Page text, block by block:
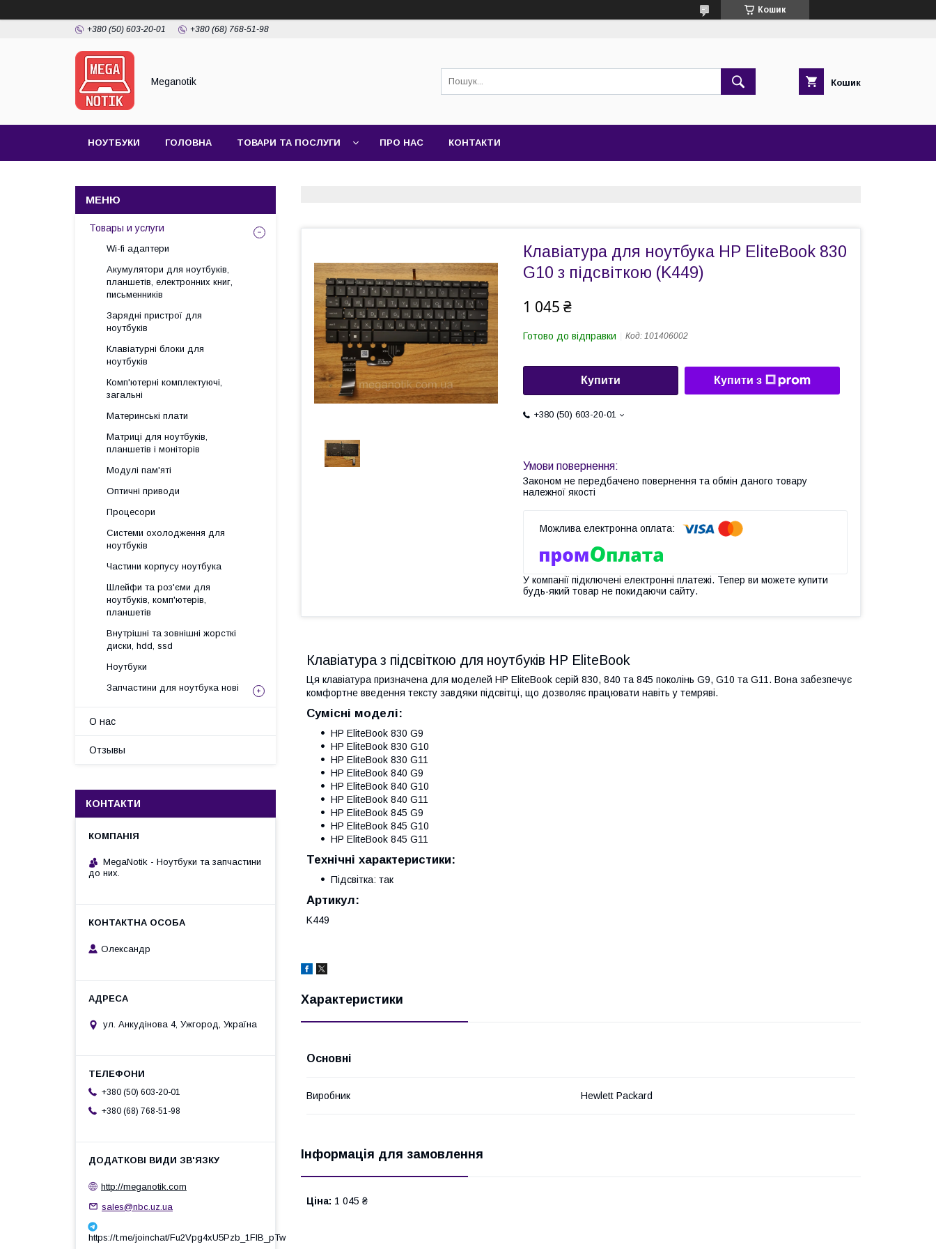
Кошик
+380 (50) 603-20-01 +380 (68) 768-51-98
Meganotik Кошик
НОУТБУКИ ГОЛОВНА ТОВАРИ ТА ПОСЛУГИ ПРО НАС КОНТАКТИ
Клавіатура для ноутбука HP EliteBook 830
G10 з підсвіткою (K449)
1 045 ₴
Готово до відправки Код: 101406002
Купити Купити з
+380 (50) 603-20-01
Законом не передбачено повернення та обмін даного товару
належної якості
У компанії підключені електронні платежі. Тепер ви можете купити
будь-який товар не покидаючи сайту.
Клавіатура з підсвіткою для ноутбуків HP EliteBook
Ця клавіатура призначена для моделей HP EliteBook серій 830, 840 та 845 поколінь G9, G10 та G11. Вона забезпечує
комфортне введення тексту завдяки підсвітці, що дозволяє працювати навіть у темряві.
Сумісні моделі:
HP EliteBook 830 G9
HP EliteBook 830 G10
HP EliteBook 830 G11
HP EliteBook 840 G9
HP EliteBook 840 G10
HP EliteBook 840 G11
HP EliteBook 845 G9
HP EliteBook 845 G10
HP EliteBook 845 G11
Технічні характеристики:
Підсвітка: так
Артикул:
K449
Характеристики
Основні
Виробник Hewlett Packard
Інформація для замовлення
Ціна: 1 045 ₴
Товары и услуги
Wi-fi адаптери
Акумулятори для ноутбуків,
планшетів, електронних книг,
письменників
Зарядні пристрої для
ноутбуків
Клавіатурні блоки для
ноутбуків
Комп'ютерні комплектуючі,
загальні
Материнські плати
Матриці для ноутбуків,
планшетів і моніторів
Модулі пам'яті
Оптичні приводи
Процесори
Системи охолодження для
ноутбуків
Частини корпусу ноутбука
Шлейфи та роз'єми для
ноутбуків, комп'ютерів,
планшетів
Внутрішні та зовнішні жорсткі
диски, hdd, ssd
Ноутбуки
Запчастини для ноутбука нові
О нас
Отзывы
КОНТАКТИ
MegaNotik - Ноутбуки та запчастини
до них.
Олександр
ул. Анкудінова 4, Ужгород, Україна
+380 (50) 603-20-01
+380 (68) 768-51-98
http://meganotik.com
sales@nbc.uz.ua
https://t.me/joinchat/Fu2Vpg4xU5Pzb_1FIB_pTw